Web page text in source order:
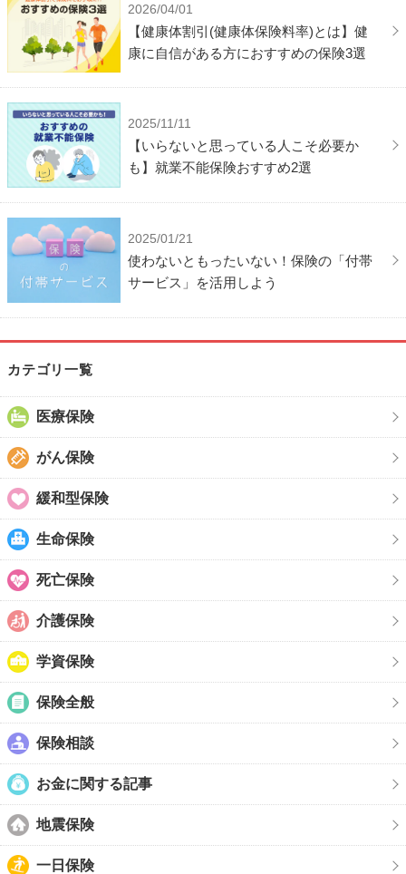
2026/04/01
【健康体割引(健康体保険料率)とは】健
康に自信がある方におすすめの保険3選
2025/11/11
【いらないと思っている人こそ必要か
も】就業不能保険おすすめ2選
2025/01/21
使わないともったいない！保険の「付帯
サービス」を活用しよう
カテゴリ一覧
医療保険
がん保険
緩和型保険
生命保険
死亡保険
介護保険
学資保険
保険全般
保険相談
お金に関する記事
地震保険
一日保険